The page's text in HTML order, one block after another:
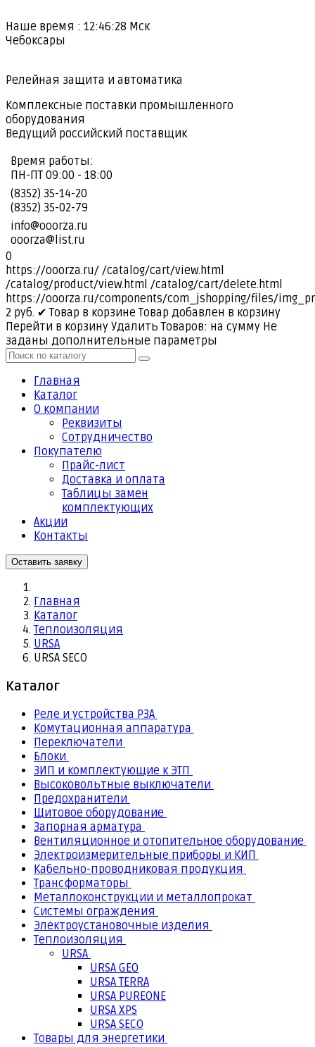
Наше время : 12:46:28 Мск
Чебоксары
Релейная защита и автоматика
Комплексные поставки промышленного
оборудования
Ведущий российский поставщик
Время работы:
ПН-ПТ 09:00 - 18:00
(8352) 35-14-20
(8352) 35-02-79
info@ooorza.ru
ooorza@list.ru
0
https://ooorza.ru/ /catalog/cart/view.html
/catalog/product/view.html /catalog/cart/delete.html
https://ooorza.ru/components/com_jshopping/files/
2 руб. ✔ Товар в корзине Товар добавлен в корзину
Перейти в корзину Удалить Товаров: на сумму Не
заданы дополнительные параметры
Главная
Каталог
О компании
Реквизиты
Cотрудничество
Покупателю
Прайс-лист
Доставка и оплата
Таблицы замен
комплектующих
Акции
Контакты
Оставить заявку
Главная
Каталог
Теплоизоляция
URSA
URSA SECO
Каталог
Реле и устройства РЗА
Комутационная аппаратура
Переключатели
Блоки
ЗИП и комплектующие к ЭТП
Высоковольтные выключатели
Предохранители
Щитовое оборудование
Запорная арматура
Вентиляционное и отопительное оборудование
Электроизмерительные приборы и КИП
Кабельно-проводниковая продукция
Трансформаторы
Металлоконструкции и металлопрокат
Системы ограждения
Электроустановочные изделия
Теплоизоляция
URSA
URSA GEO
URSA TERRA
URSA PUREONE
URSA XPS
URSA SECO
Товары для энергетики